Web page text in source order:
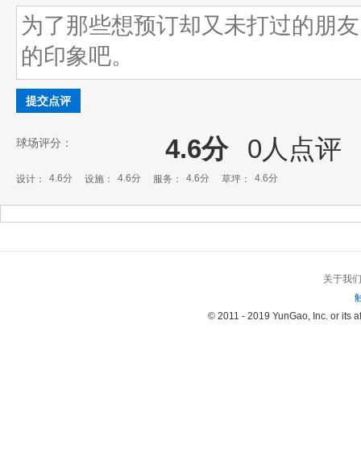
提交点评
球场评分： 4.6分 0人点评
设计： 4.6分 设施： 4.6分 服务： 4.6分 草坪： 4.6分
关于我们
© 2011 - 2019 YunGao, Inc. or its